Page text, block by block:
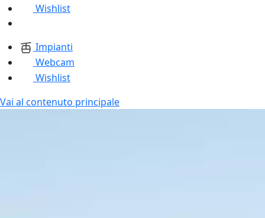
Wishlist
Impianti
Webcam
Wishlist
Vai al contenuto principale